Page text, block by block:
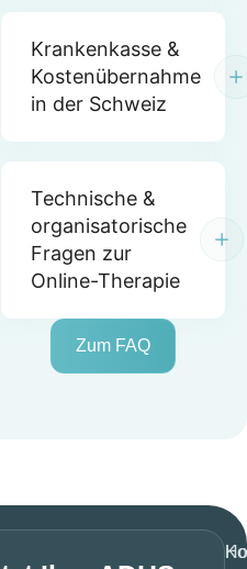
Krankenkasse &
Kostenübernahme
in der Schweiz
Technische &
organisatorische
Fragen zur
Online-Therapie
Zum FAQ